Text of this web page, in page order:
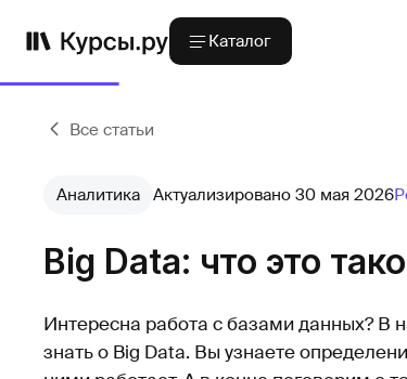
Каталог
Все статьи
Аналитика Актуализировано 30 мая 2026
Big Data: что это
Интересна работа с базами данных? В
знать о Big Data. Вы узнаете